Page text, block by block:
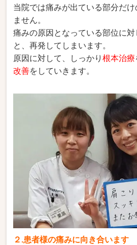
当院では痛みが出ている部分だ
ません。
痛みの原因となっている部位に
と、再発してしまいます。
原因に対して、しっかり根本治療
改善をしていきます。
２.患者様の痛みに向き合います